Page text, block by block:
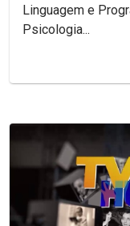
Linguagem e
Psicologia...